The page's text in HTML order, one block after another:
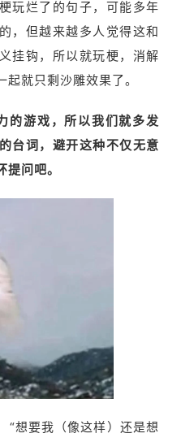
玩烂了的句子，可能多年
，但越来越多人觉得这和
挂钩，所以就玩梗，消解
就只剩沙雕效果了。
游戏，所以我们就多发
台词，避开这种不仅无意
问吧。
“想要我（像这样）还是想